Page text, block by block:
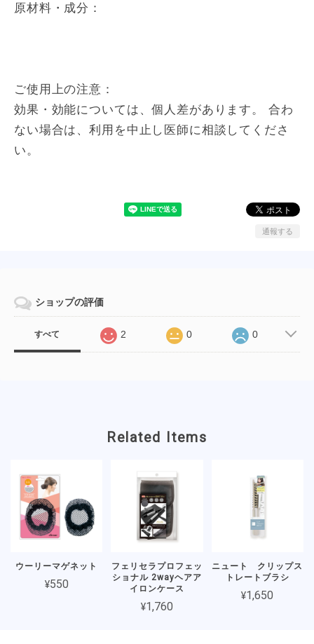
原材料・成分：
ご使用上の注意：
効果・効能については、個人差があります。 合わ
ない場合は、利用を中止し医師に相談してくださ
い。
通報する
ショップの評価
すべて 2 0 0
Related Items
ウーリーマゲネット
¥550
フェリセラプロフェッ
ショナル 2wayヘアア
イロンケース
¥1,760
ニュート クリップス
トレートブラシ
¥1,650